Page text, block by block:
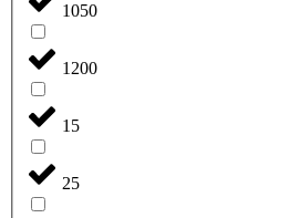
1050
1200
15
25